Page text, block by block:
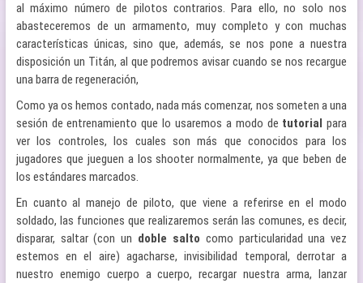
al máximo número de pilotos contrarios. Para ello, no solo nos
abasteceremos de un armamento, muy completo y con muchas
características únicas, sino que, además, se nos pone a nuestra
disposición un Titán, al que podremos avisar cuando se nos recargue
una barra de regeneración,
Como ya os hemos contado, nada más comenzar, nos someten a una
sesión de entrenamiento que lo usaremos a modo de tutorial para
ver los controles, los cuales son más que conocidos para los
jugadores que jueguen a los shooter normalmente, ya que beben de
los estándares marcados.
En cuanto al manejo de piloto, que viene a referirse en el modo
soldado, las funciones que realizaremos serán las comunes, es decir,
disparar, saltar (con un doble salto como particularidad una vez
estemos en el aire) agacharse, invisibilidad temporal, derrotar a
nuestro enemigo cuerpo a cuerpo, recargar nuestra arma, lanzar